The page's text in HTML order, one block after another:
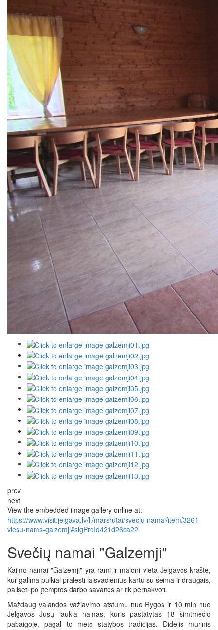
prev
next
View the embedded image gallery online at:
https://www.visit.jelgava.lv/lt/marsrutai/sveciu-namai/item/3261-
viesu-nams-galzemji#sigProId421d26ca22
Svečių namai "Galzemji"
Kaimo namai "Galzemji" yra rami ir maloni vieta Jelgavos krašte,
kur galima puikiai pralesti laisvadienius kartu su šeima ir draugais,
pailsėti po įtemptos darbo savaitės ar tik pernakvoti.
Maždaug valandos važiavimo atstumu nuo Rygos ir 10 min nuo
Jelgavos Jūsų laukia namas, kuris pastatytas 18 šimtmečio
pabaigoje, pagal to meto statybos tradicijas. Didelis mūrinis